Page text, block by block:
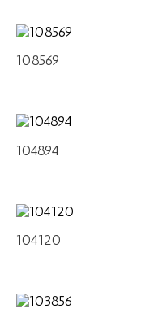
108569
104894
104120